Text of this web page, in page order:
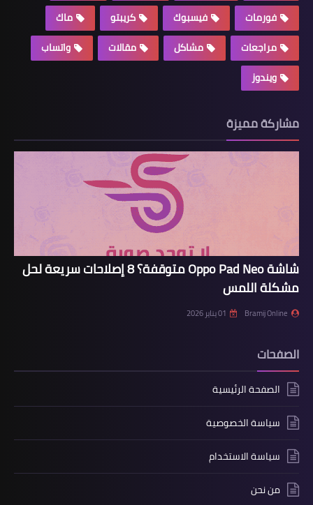
فورمات
فيسبوك كريبتو
ماك
مراجعات
مشاكل مقالات
واتساب
ويندوز
مشاركة مميزة
شاشة Oppo Pad Neo متوقفة؟ 8 إصلاحات سريعة لحل
مشكلة اللمس
Bramij Online 01 يناير 2026
الصفحات
الصفحة الرئيسية
سياسة الخصوصية
سياسة الاستخدام
من نحن